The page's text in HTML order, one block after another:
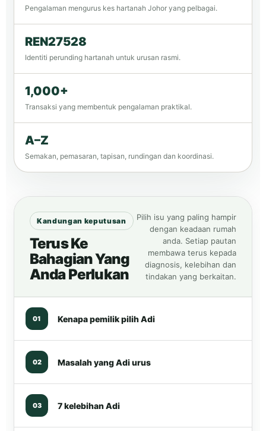
Pengalaman mengurus kes hartanah Johor yang pelbagai.
REN27528
Identiti perunding hartanah untuk urusan rasmi.
1,000+
Transaksi yang membentuk pengalaman praktikal.
A–Z
Semakan, pemasaran, tapisan, rundingan dan koordinasi.
Kandungan keputusan
Terus Ke
Bahagian Yang
Anda Perlukan
Pilih isu yang paling hampir
dengan keadaan rumah
anda. Setiap pautan
membawa terus kepada
diagnosis, kelebihan dan
tindakan yang berkaitan.
01 Kenapa pemilik pilih Adi
02 Masalah yang Adi urus
03 7 kelebihan Adi